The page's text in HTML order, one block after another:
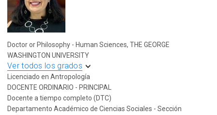
Doctor or Philosophy - Human Sciences, THE GEORGE
WASHINGTON UNIVERSITY
Ver todos los grados
Licenciado en Antropología
DOCENTE ORDINARIO - PRINCIPAL
Docente a tiempo completo (DTC)
Departamento Académico de Ciencias Sociales - Sección